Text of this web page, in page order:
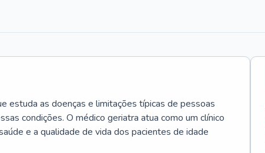
estuda as doenças e limitações típicas de pessoas
condições. O médico geriatra atua como um clínico
e a qualidade de vida dos pacientes de idade